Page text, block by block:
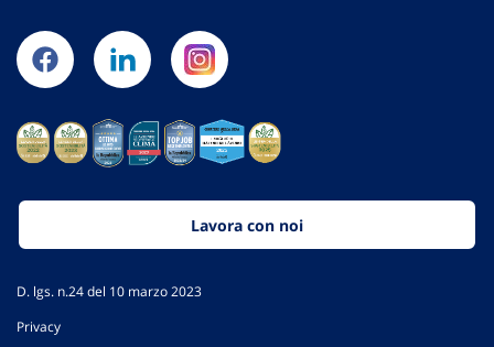
Lavora con noi
D. lgs. n.24 del 10 marzo 2023
Privacy